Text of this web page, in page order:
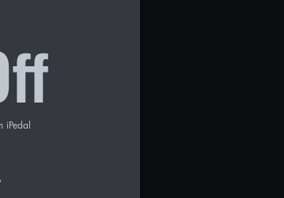
iPedal